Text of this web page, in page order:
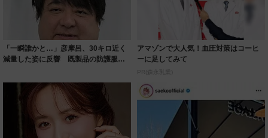
「一瞬誰かと…」彦摩呂、30キロ近く
減量した姿に反響 既製品の防護服が
アマゾンで大人気！血圧対策はコーヒ
ーに足してみて
PR(森永乳業)